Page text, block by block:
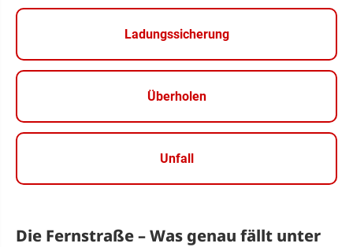
Ladungssicherung
Überholen
Unfall
Die Fernstraße – Was genau fällt unter